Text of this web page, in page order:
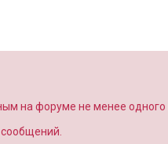
на форуме не менее